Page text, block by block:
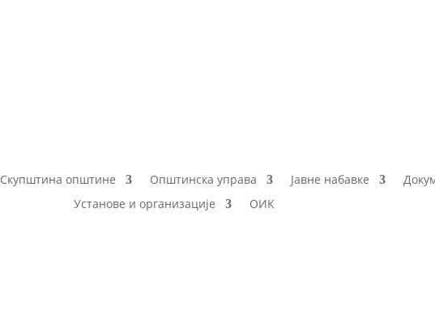
Скупштина општине Општинска управа Јавне набавке
Установе и организације
ОИК